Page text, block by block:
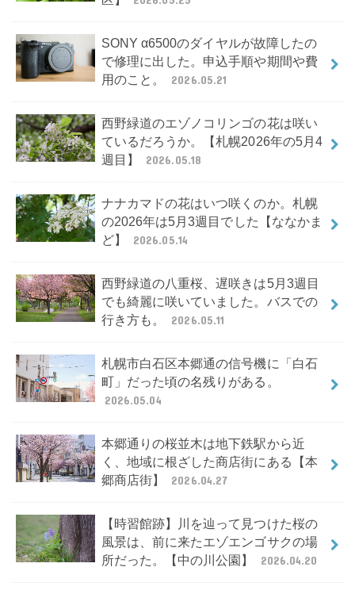
SONY α6500のダイヤルが故障したの
で修理に出した。申込手順や期間や費
用のこと。
2026.05.21
西野緑道のエゾノコリンゴの花は咲い
ているだろうか。【札幌2026年の5月4
週目】
2026.05.18
ナナカマドの花はいつ咲くのか。札幌
の2026年は5月3週目でした【ななかま
ど】
2026.05.14
西野緑道の八重桜、遅咲きは5月3週目
でも綺麗に咲いていました。バスでの
行き方も。
2026.05.11
札幌市白石区本郷通の信号機に「白石
町」だった頃の名残りがある。
2026.05.04
本郷通りの桜並木は地下鉄駅から近
く、地域に根ざした商店街にある【本
郷商店街】
2026.04.27
【時習館跡】川を辿って見つけた桜の
風景は、前に来たエゾエンゴサクの場
所だった。【中の川公園】
2026.04.20